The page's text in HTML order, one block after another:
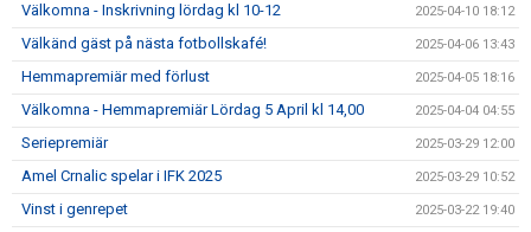
Välkomna - Inskrivning lördag kl 10-12 2025-04-10 18:12
Välkänd gäst på nästa fotbollskafé! 2025-04-06 13:43
Hemmapremiär med förlust 2025-04-05 18:16
Välkomna - Hemmapremiär Lördag 5 April kl 14,00 2025-04-04 04:55
Seriepremiär 2025-03-29 12:00
Amel Crnalic spelar i IFK 2025 2025-03-29 10:52
Vinst i genrepet 2025-03-22 19:40